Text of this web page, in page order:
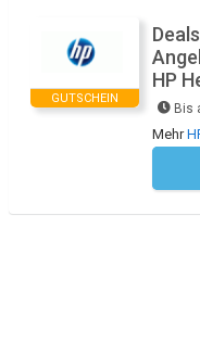
GUTSCHEIN
HP
Bis
Mehr